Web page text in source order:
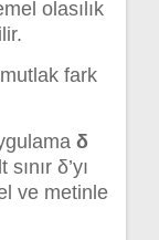
olasılık
mutlak fark
δ
δ’yı
ve metinle